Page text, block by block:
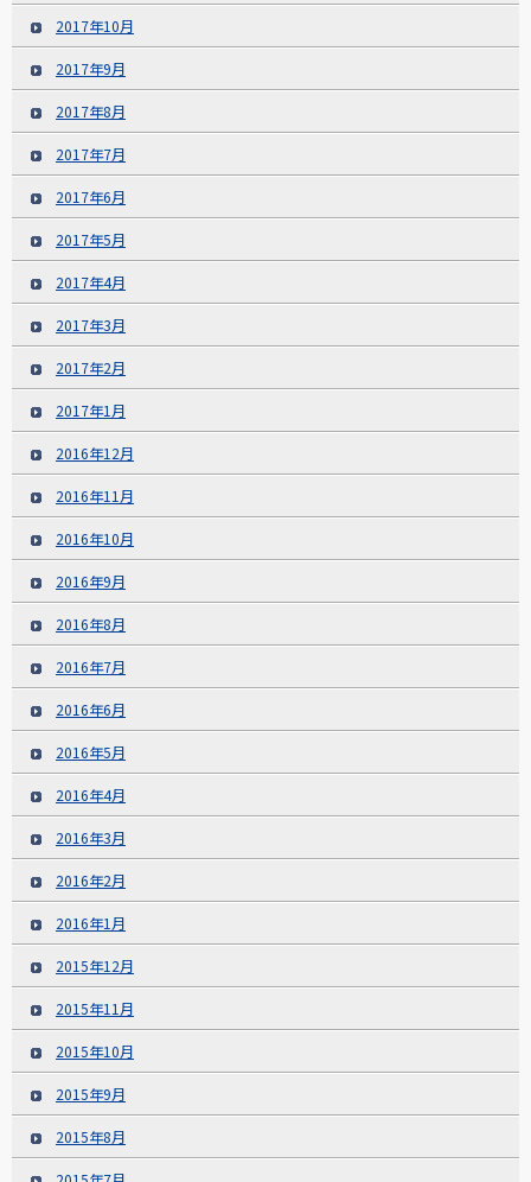
2017年10月
2017年9月
2017年8月
2017年7月
2017年6月
2017年5月
2017年4月
2017年3月
2017年2月
2017年1月
2016年12月
2016年11月
2016年10月
2016年9月
2016年8月
2016年7月
2016年6月
2016年5月
2016年4月
2016年3月
2016年2月
2016年1月
2015年12月
2015年11月
2015年10月
2015年9月
2015年8月